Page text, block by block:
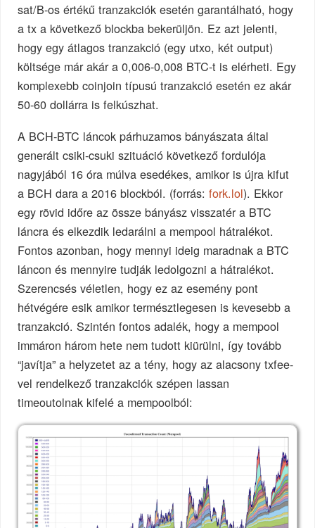
sat/B-os értékű tranzakciók esetén garantálható, hogy
a tx a következő blockba bekerüljön. Ez azt jelenti,
hogy egy átlagos tranzakció (egy utxo, két output)
költsége már akár a 0,006-0,008 BTC-t is elérheti. Egy
komplexebb coinjoin típusú tranzakció esetén ez akár
50-60 dollárra is felkúszhat.
A BCH-BTC láncok párhuzamos bányászata által
generált csiki-csuki szituáció következő fordulója
nagyjából 16 óra múlva esedékes, amikor is újra kifut
a BCH dara a 2016 blockból. (forrás:fork.lol). Ekkor
egy rövid időre az össze bányász visszatér a BTC
láncra és elkezdik ledarálni a mempool hátralékot.
Fontos azonban, hogy mennyi ideig maradnak a BTC
láncon és mennyire tudják ledolgozni a hátralékot.
Szerencsés véletlen, hogy ez az esemény pont
hétvégére esik amikor természtlegesen is kevesebb a
tranzakció. Szintén fontos adalék, hogy a mempool
immáron három hete nem tudott kiürülni, így tovább
“javítja” a helyzetet az a tény, hogy az alacsony txfee-
vel rendelkező tranzakciók szépen lassan
timeoutolnak kifelé a mempoolból: